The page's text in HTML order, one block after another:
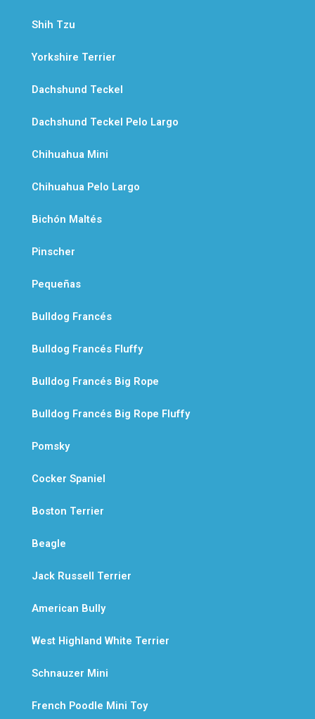
Shih Tzu
Yorkshire Terrier
Dachshund Teckel
Dachshund Teckel Pelo Largo
Chihuahua Mini
Chihuahua Pelo Largo
Bichón Maltés
Pinscher
Pequeñas
Bulldog Francés
Bulldog Francés Fluffy
Bulldog Francés Big Rope
Bulldog Francés Big Rope Fluffy
Pomsky
Cocker Spaniel
Boston Terrier
Beagle
Jack Russell Terrier
American Bully
West Highland White Terrier
Schnauzer Mini
French Poodle Mini Toy